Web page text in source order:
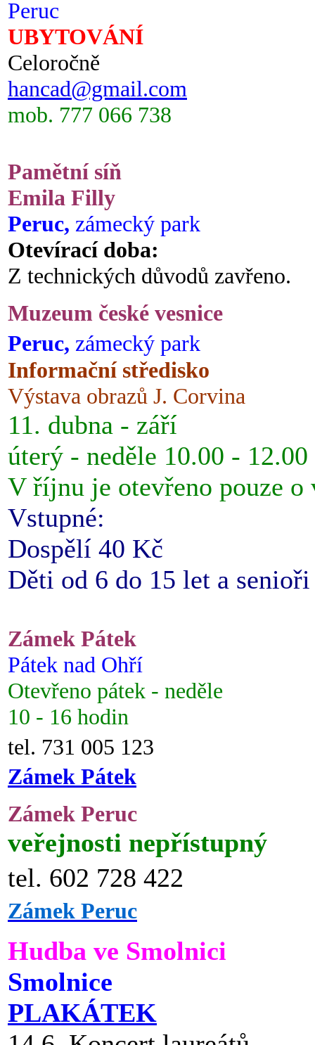
Peruc
UBYTOVÁNÍ
Celoročně
hancad@gmail.com
mob. 777 066 738
Pamětní síň
Emila Filly
Peruc, zámecký park
Otevírací doba:
Z technických důvodů zavřeno.
Muzeum české vesnice
Peruc, zámecký park
Informační středisko
Výstava obrazů J. Corvina
11. dubna - září
úterý - neděle 10.00 -
V říjnu je otevřeno pouze o
Vstupné:
Dospělí 40 Kč
Děti od 6 do 15 let a
Zámek Pátek
Pátek nad Ohří
Otevřeno pátek - neděle
10 - 16 hodin
tel. 731 005 123
Zámek Pátek
Zámek Peruc
veřejnosti nepřístupný
tel. 602 728 422
Zámek Peruc
Hudba ve Smolnici
Smolnice
PLAKÁTEK